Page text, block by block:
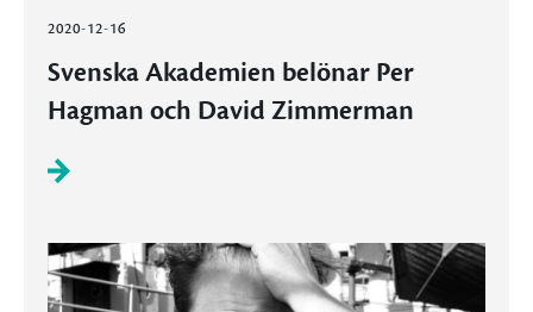
2020-12-16
Svenska Akademien belönar Per
Hagman och David Zimmerman